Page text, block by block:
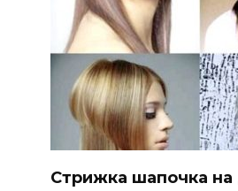
Стрижка шапочка